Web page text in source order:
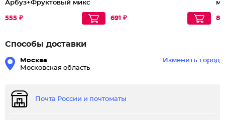
Арбуз+Фруктовый микс
555 ₽ 691 ₽
мл
Способы доставки
Москва
Московская область
Изменить город
Почта России и почтоматы